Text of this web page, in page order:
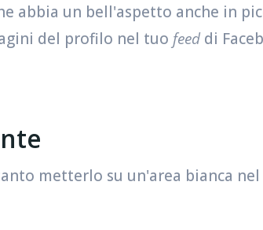
abbia un bell'aspetto anche in
del profilo nel tuo feeddi
metterlo su un'area bianca